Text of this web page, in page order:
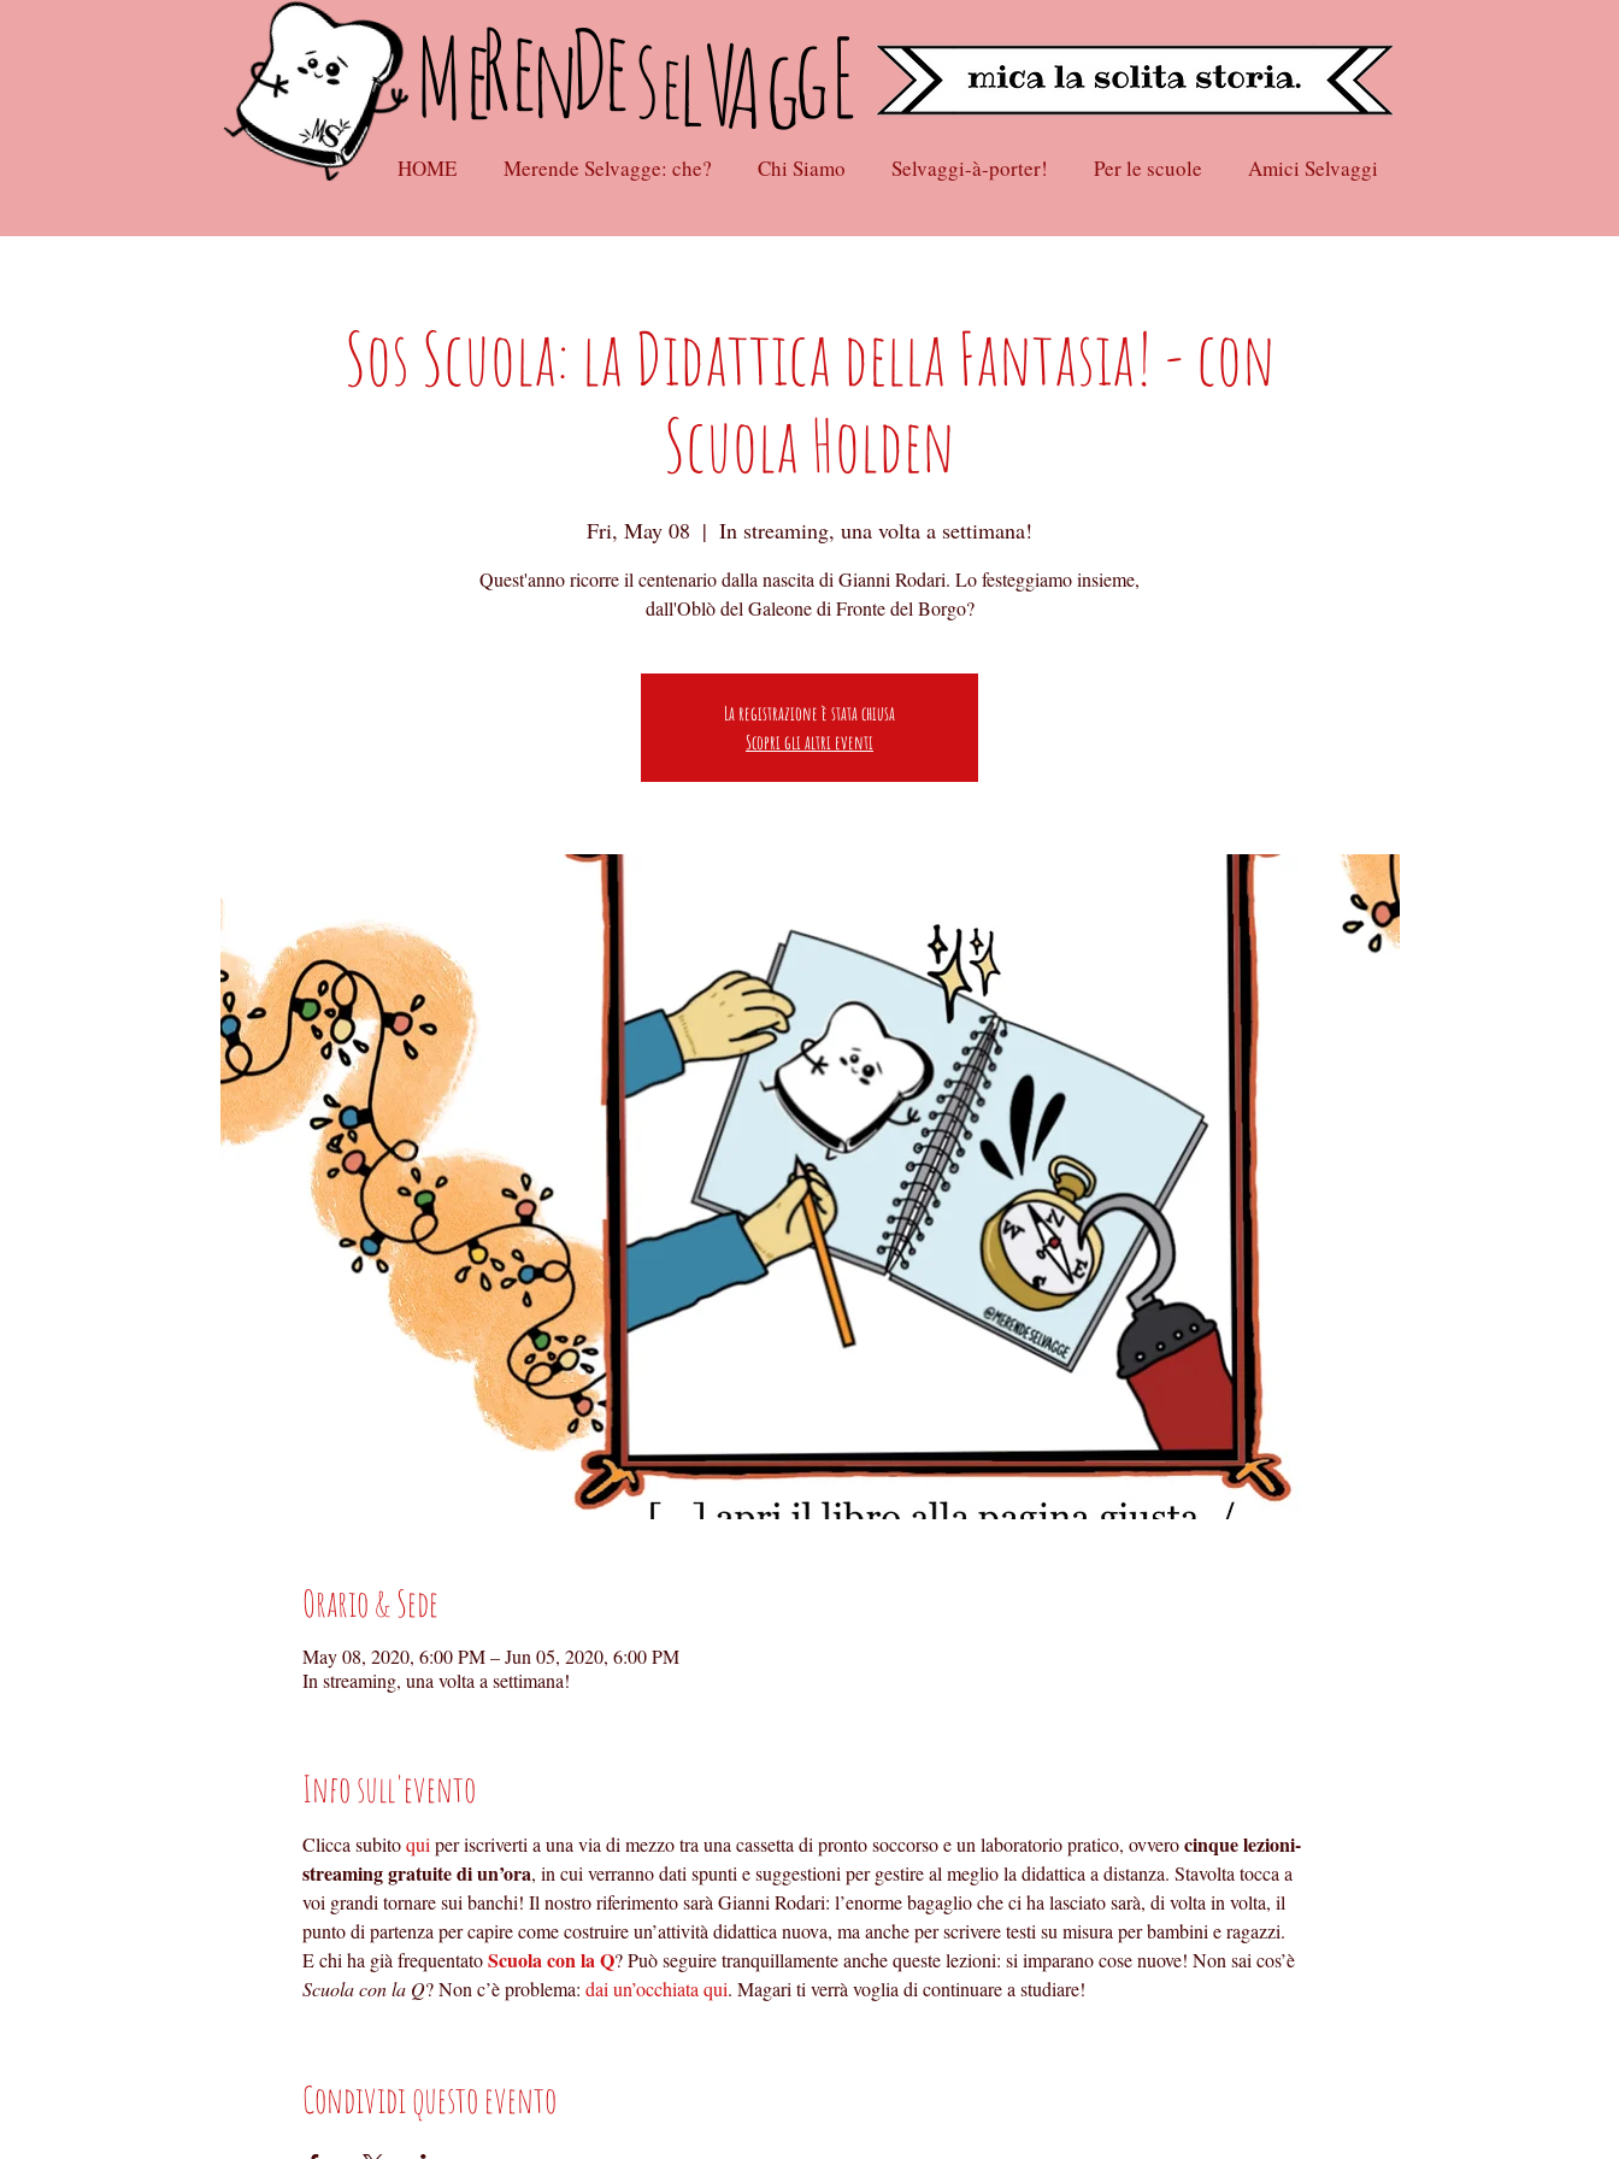
Me
HOME Merende Selvagge: che? Chi Siamo Selvaggi-à-porter! Per le scuole Amici Selvaggi
RenDeselVAggE
Sos Scuola: la Didattica della Fantasia! - con
Scuola Holden
Fri, May 08
  |
In streaming, una volta a settimana!
Quest'anno ricorre il centenario dalla nascita di Gianni Rodari. Lo festeggiamo insieme,
dall'Oblò del Galeone di Fronte del Borgo?
La registrazione è stata chiusa
Scopri gli altri eventi
Orario & Sede
May 08, 2020, 6:00 PM – Jun 05, 2020, 6:00 PM
In streaming, una volta a settimana!
Info sull'evento
Clicca subito qui per iscriverti a una via di mezzo tra una cassetta di pronto soccorso e un laboratorio pratico, ovvero cinque lezioni-
streaming gratuite di un’ora, in cui verranno dati spunti e suggestioni per gestire al meglio la didattica a distanza. Stavolta tocca a
voi grandi tornare sui banchi! Il nostro riferimento sarà Gianni Rodari: l’enorme bagaglio che ci ha lasciato sarà, di volta in volta, il
punto di partenza per capire come costruire un’attività didattica nuova, ma anche per scrivere testi su misura per bambini e ragazzi.
E chi ha già frequentato Scuola con la Q? Può seguire tranquillamente anche queste lezioni: si imparano cose nuove! Non sai cos’è
Scuola con la Q? Non c’è problema: dai un’occhiata qui. Magari ti verrà voglia di continuare a studiare!
Condividi questo evento